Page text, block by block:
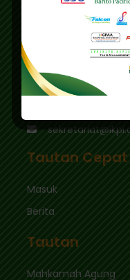
Pejaten Barat -
Jakarta Selatan
Pusdiklat :
Graha Mas
Kec. Keb. Baru
Tautan Cepat
Masuk
Berita
Tautan
Mahkamah Agung